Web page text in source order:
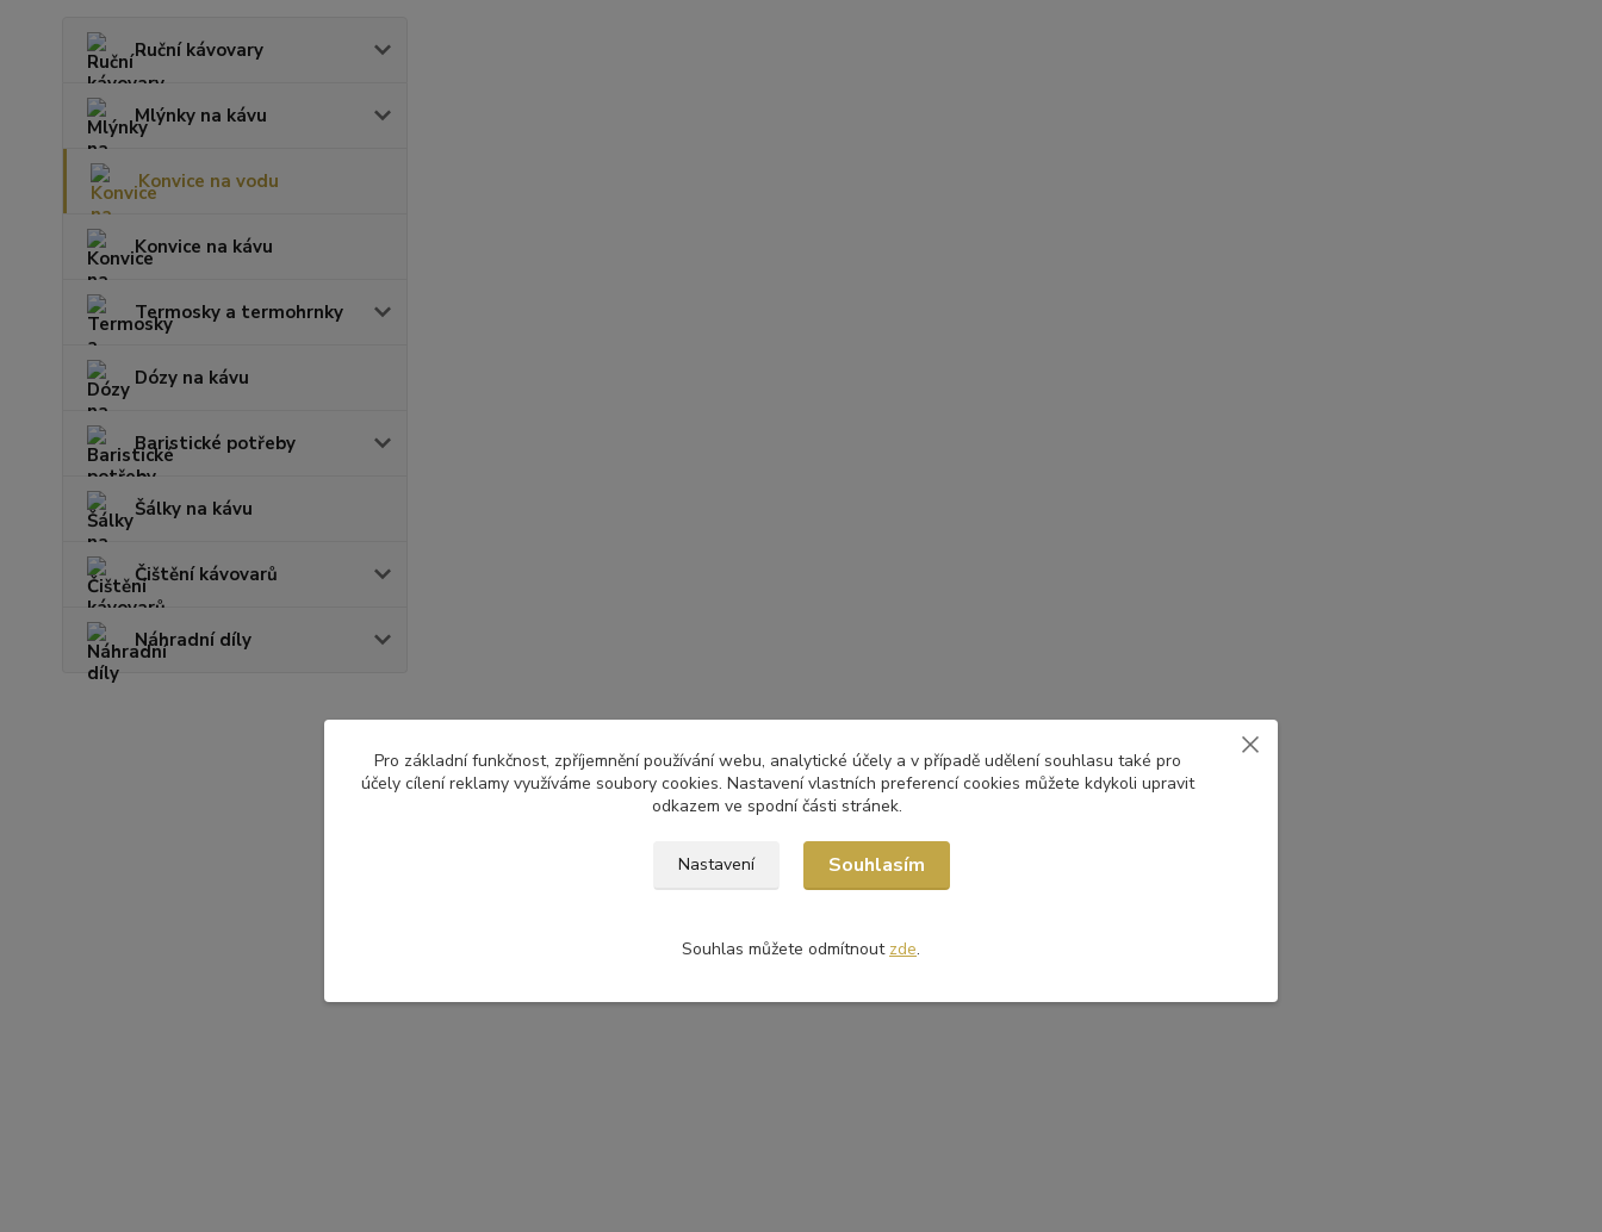
Ruční kávovary
Mlýnky na kávu
Konvice na vodu
Konvice na kávu
Termosky a termohrnky
Dózy na kávu
Baristické potřeby
Šálky na kávu
Čištění kávovarů
Náhradní díly
Pro základní funkčnost, zpříjemnění používání webu, analytické účely a v případě udělení souhlasu také pro
účely cílení reklamy využíváme soubory cookies. Nastavení vlastních preferencí cookies můžete kdykoli upravit
odkazem ve spodní části stránek.
Nastavení Souhlasím
Souhlas můžete odmítnout zde.